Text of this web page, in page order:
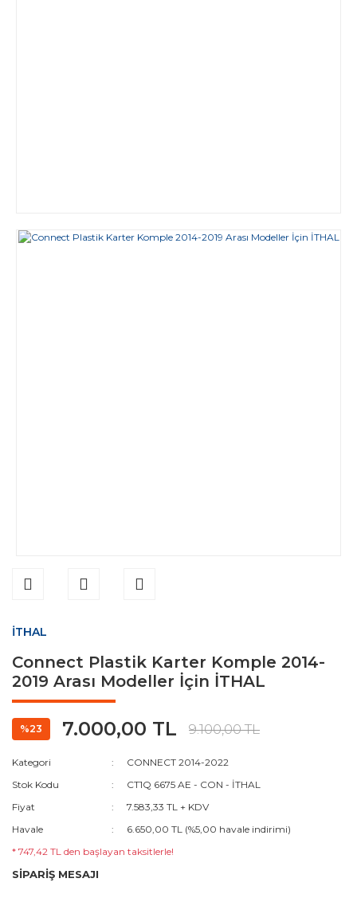
İTHAL
Connect Plastik Karter Komple 2014-
2019 Arası Modeller İçin İTHAL
%23 7.000,00 TL 9.100,00 TL
Kategori
CONNECT 2014-2022
Stok Kodu
CT1Q 6675 AE - CON - İTHAL
Fiyat
7.583,33 TL + KDV
Havale
6.650,00 TL (%5,00 havale indirimi)
* 747,42 TL den başlayan taksitlerle!
SİPARİŞ MESAJI